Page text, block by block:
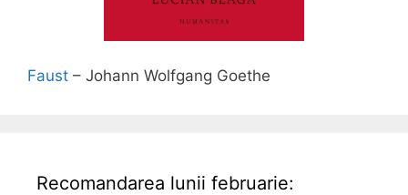
Faust – Johann Wolfgang Goethe
Recomandarea lunii februarie: